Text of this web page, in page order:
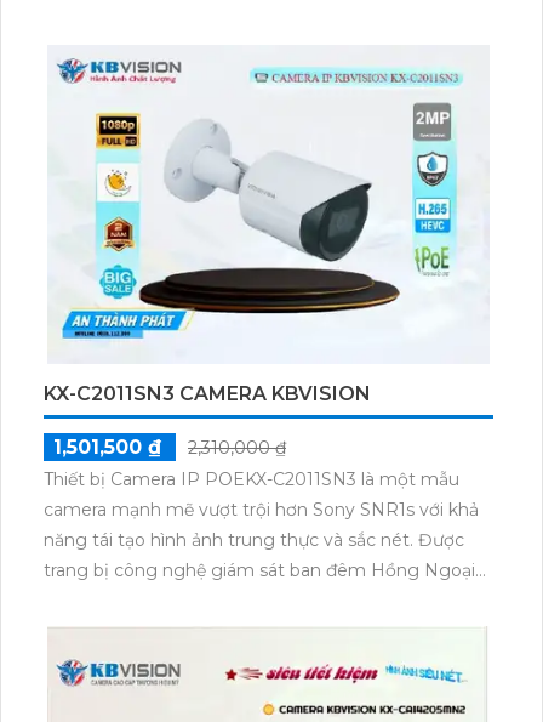
năng thu âm và phát lại âm thanh một cách chất
KX-C2011SN3 CAMERA KBVISION
1,501,500 ₫
2,310,000 ₫
Thiết bị Camera IP POEKX-C2011SN3 là một mẫu
camera mạnh mẽ vượt trội hơn Sony SNR1s với khả
năng tái tạo hình ảnh trung thực và sắc nét. Được
trang bị công nghệ giám sát ban đêm Hồng Ngoại
quan sát ưu việt vào ban đêm. Thiết kế tích hợp trên
kỹ thuật IP POE mang đến sự tiện dụng và linh hoạt
trong việc lắp đặt. Với độ phân giải 2.0 MP, camera